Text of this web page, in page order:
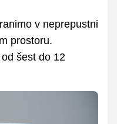
v neprepustni
prostoru.
šest do 12